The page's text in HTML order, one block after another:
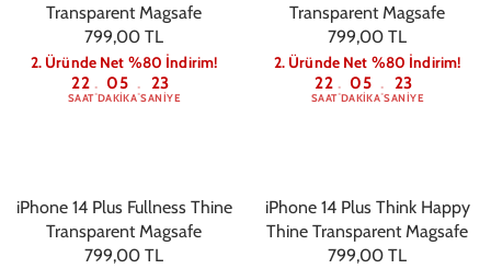
Transparent Magsafe
799,00 TL
2. Üründe Net %80 İndirim!
22
SAAT: 05
DAKIKA: 22
SANIYE
Transparent Magsafe
799,00 TL
2. Üründe Net %80 İndirim!
22
SAAT: 05
DAKIKA: 22
SANIYE
iPhone 14 Plus Fullness Thine
Transparent Magsafe
799,00 TL
iPhone 14 Plus Think Happy
Thine Transparent Magsafe
799,00 TL